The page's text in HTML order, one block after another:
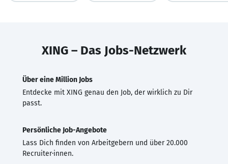
XING – Das Jobs-Netzwerk
Über eine Million Jobs
Entdecke mit XING genau den Job, der wirklich zu Dir
passt.
Persönliche Job-Angebote
Lass Dich finden von Arbeitgebern und über 20.000
Recruiter·innen.